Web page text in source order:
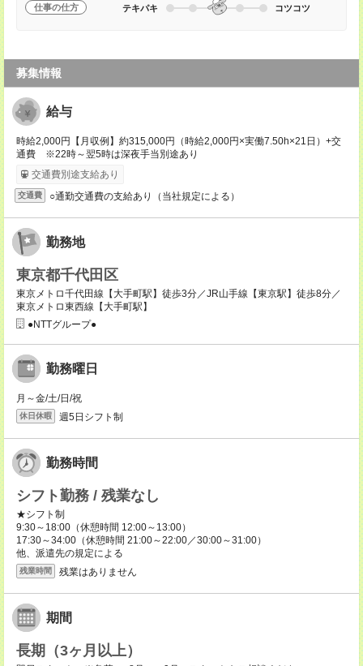
仕事の仕方 テキパキ コツコツ
募集情報
給与
時給2,000円【月収例】約315,000円（時給2,000円×実働7.50h×21日）+交
通費 ※22時～翌5時は深夜手当別途あり
交通費別途支給あり
交通費 ○通勤交通費の支給あり（当社規定による）
勤務地
東京都千代田区
東京メトロ千代田線【大手町駅】徒歩3分／JR山手線【東京駅】徒歩8分／
東京メトロ東西線【大手町駅】
●NTTグループ●
勤務曜日
月～金/土/日/祝
休日休暇 週5日シフト制
勤務時間
シフト勤務 / 残業なし
★シフト制
9:30～18:00（休憩時間 12:00～13:00）
17:30～34:00（休憩時間 21:00～22:00／30:00～31:00）
他、派遣先の規定による
残業時間 残業はありません
期間
長期（3ヶ月以上）